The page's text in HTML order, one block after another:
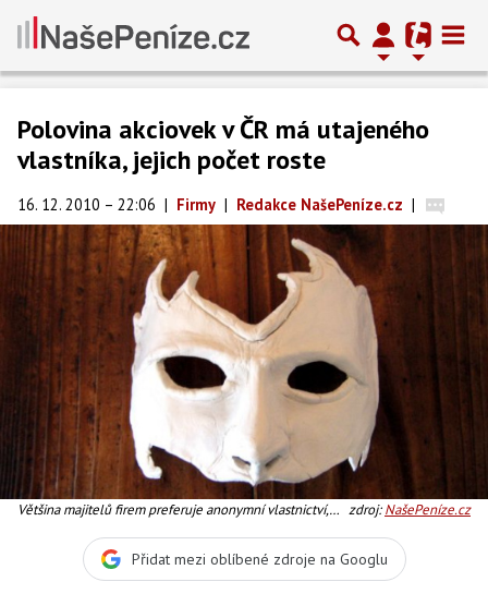
Polovina akciovek v ČR má utajeného
vlastníka, jejich počet roste
16. 12. 2010 – 22:06 | Firmy | Redakce NašePeníze.cz |
Většina majitelů firem preferuje anonymní vlastnictví,
zdroj:NašePeníze.cz
Přidat mezi oblíbené zdroje na Googlu